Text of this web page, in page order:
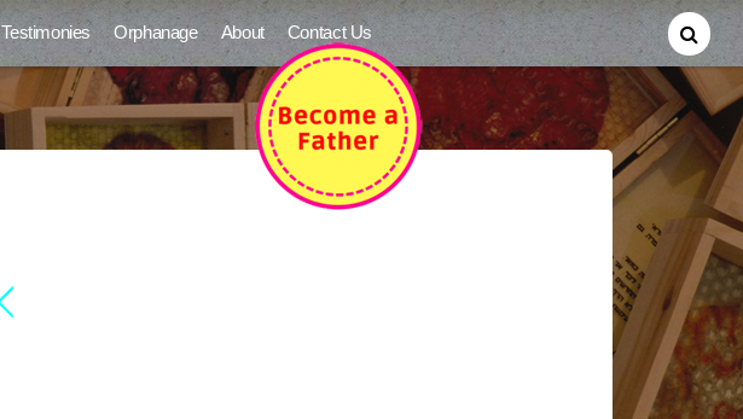
Testimonies Orphanage About Contact Us